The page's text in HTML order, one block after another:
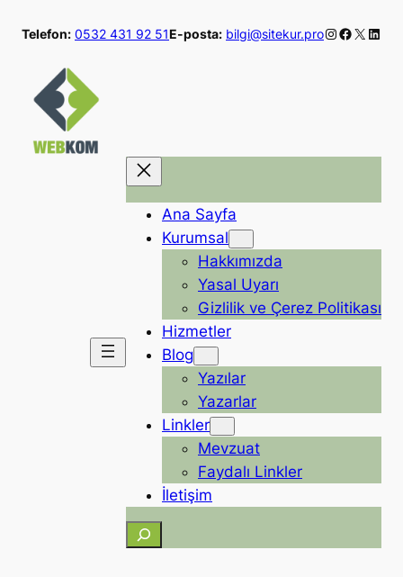
geç
Telefon: 0532 431 92 51E-posta: bilgi@sitekur.proInstagram
X
Ana Sayfa
Kurumsal
Hakkımızda
Yasal Uyarı
Gizlilik ve Çerez Politikası
Hizmetler
Blog
Yazılar
Yazarlar
Linkler
Mevzuat
Faydalı Linkler
İletişim
Ara